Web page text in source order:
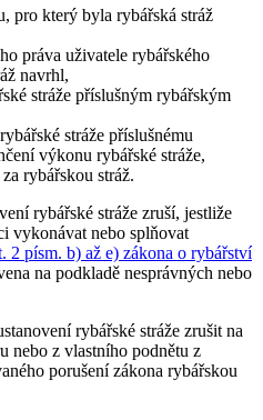
pro který byla rybářská stráž
práva uživatele rybářského
navrhl,
stráže příslušným rybářským
stráže příslušnému
výkonu rybářské stráže,
rybářskou stráž.
rybářské stráže zruší, jestliže
vykonávat nebo splňovat
2 písm. b) až e) zákona o rybářství
na podkladě nesprávných nebo
rybářské stráže zrušit na
nebo z vlastního podnětu z
porušení zákona rybářskou